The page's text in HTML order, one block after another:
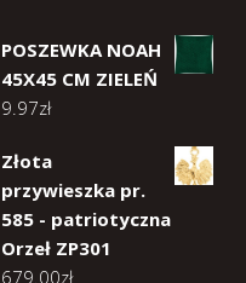
POSZEWKA NOAH
45X45 CM ZIELEŃ
9.97zł
Złota
przywieszka pr.
585 - patriotyczna
Orzeł ZP301
679.00zł